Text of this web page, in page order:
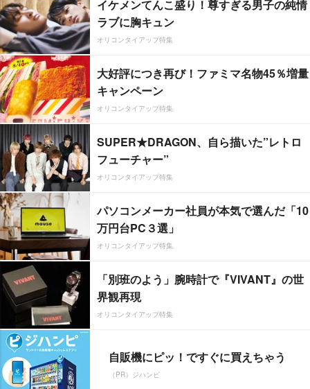
イケメンてんこ盛り！尊すぎる男子の純情
ラブに胸キュン
オリコンタイアップ特集
大好評につき再び！ファミマ名物45％増量
キャンペーン
オリコンタイアップ特集
SUPER★DRAGON、自ら描いた”レトロ
フューチャー”
オリコンタイアップ特集
パソコンメーカー社員が本気で選んだ「10
万円台PC３選」
オリコンタイアップ特集
「別班のよう」腕時計で『VIVANT』の世
界観再現
オリコンタイアップ特集
自販機にピッ！ですぐに買えちゃう
（PR）ジハンピ